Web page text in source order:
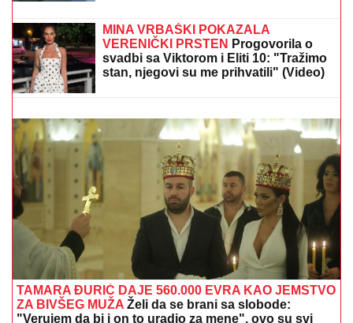
Sagradili vilu na Kosmaju i pokrenuli
biznis, a sada im hitno treba novac:
"To je razlog prodaje"
Najvažnije sa transfer pijace: Siti odbio ponudu,
Arsenal sprema bombu, Real završio posao?
MINA VRBAŠKI POKAZALA
VERENIČKI PRSTENProgovorila o
svadbi sa Viktorom i Eliti 10: "Tražimo
stan, njegovi su me prihvatili" (Video)